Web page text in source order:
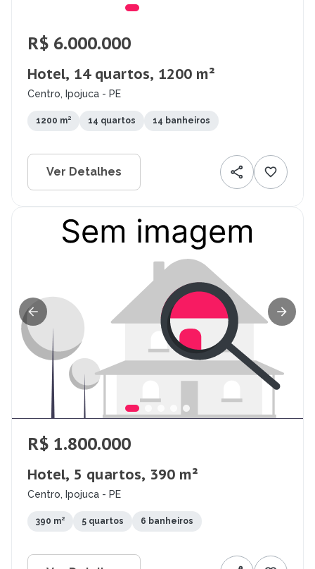
R$ 6.000.000
Hotel, 14 quartos, 1200 m²
Centro, Ipojuca - PE
1200 m² 14 quartos 14 banheiros
Ver Detalhes
R$ 1.800.000
Hotel, 5 quartos, 390 m²
Centro, Ipojuca - PE
390 m² 5 quartos 6 banheiros